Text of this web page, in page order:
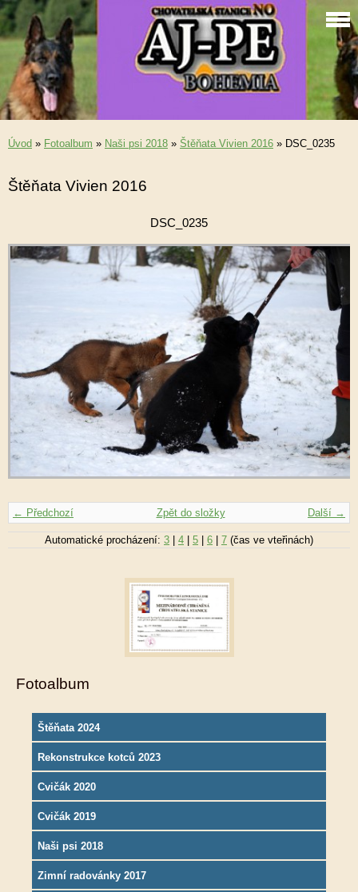
Úvod » Fotoalbum » Naši psi 2018 » Štěňata Vivien 2016 » DSC_0235
Štěňata Vivien 2016
DSC_0235
← Předchozí Další →
Zpět do složky
Automatické procházení: 3 | 4 | 5 | 6 | 7 (čas ve vteřinách)
Fotoalbum
Štěňata 2024
Rekonstrukce kotců 2023
Cvičák 2020
Cvičák 2019
Naši psi 2018
Zimní radovánky 2017